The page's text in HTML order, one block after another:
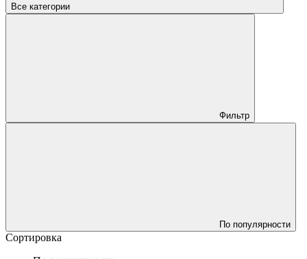
Все категории
Фильтр
По популярности
Сортировка